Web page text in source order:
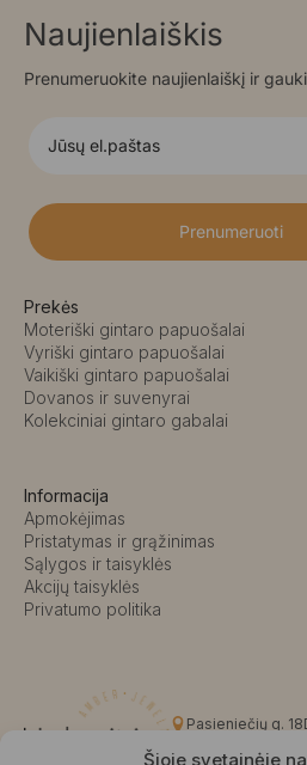
Šioje svetainėje
Naujienlaiškis
Prenumeruokite naujienlaiškį ir
Prenumeruoti
Prekės
Moteriški gintaro papuošalai
Vyriški gintaro papuošalai
Vaikiški gintaro papuošalai
Dovanos ir suvenyrai
Kolekciniai gintaro gabalai
Informacija
Apmokėjimas
Pristatymas ir grąžinimas
Sąlygos ir taisyklės
Akcijų taisyklės
Privatumo politika
Pasieniečių g.